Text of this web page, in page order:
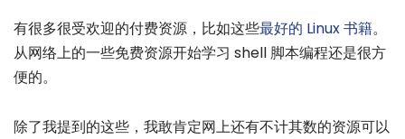
有很多很受欢迎的付费资源，比如这些最好的 Linux 书籍。
从网络上的一些免费资源开始学习 shell 脚本编程还是很方
便的。
除了我提到的这些，我敢肯定网上还有不计其数的资源可以